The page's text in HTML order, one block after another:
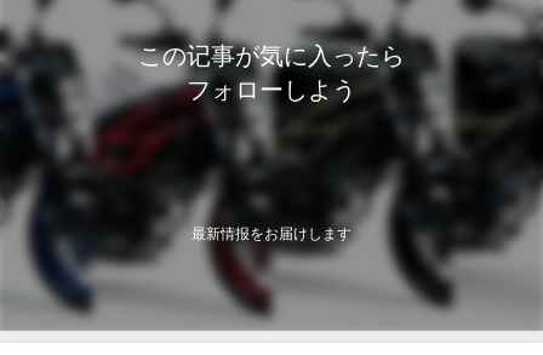
この记事が気に入ったら
フォローしよう
最新情报をお届けします